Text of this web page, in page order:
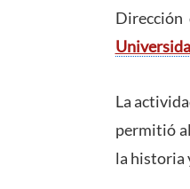
Dirección
La
permitió
la historia